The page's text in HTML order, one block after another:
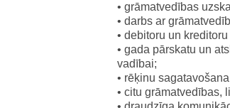
• grāmatvedības
• darbs ar
• debitoru un
• gada pārskatu un
vadībai;
• rēķinu
• citu grāmatvedības,